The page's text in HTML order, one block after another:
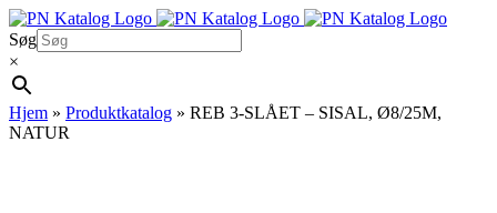
Skip
to
content
Søg
×
Hjem » Produktkatalog » REB 3-SLÅET – SISAL, Ø8/25M,
NATUR